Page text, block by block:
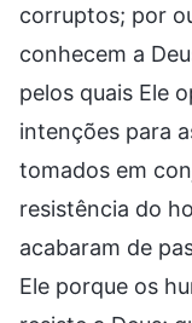
corruptos; por
conhecem a
pelos quais Ele
intenções para
tomados em
resistência do
acabaram de
Ele porque os